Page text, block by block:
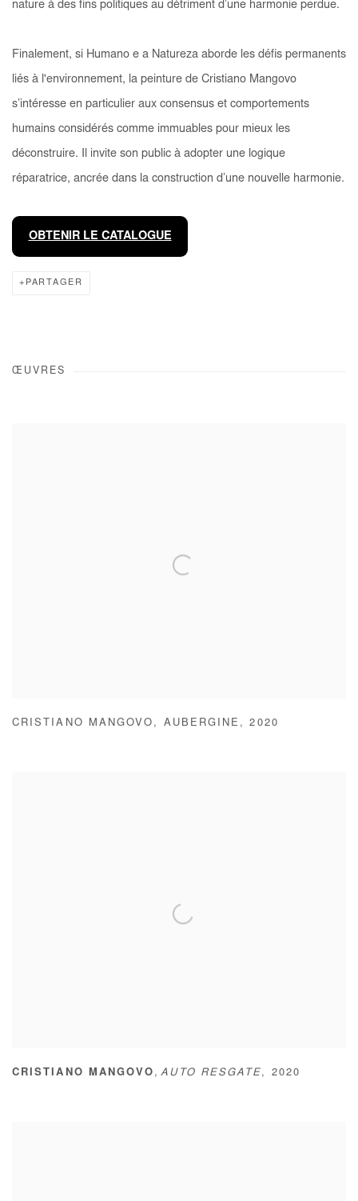
nature à des fins politiques au détriment d’une harmonie perdue.
Finalement, si Humano e a Natureza aborde les défis permanents
liés à l'environnement, la peinture de Cristiano Mangovo
s’intéresse en particulier aux consensus et comportements
humains considérés comme immuables pour mieux les
déconstruire. Il invite son public à adopter une logique
réparatrice, ancrée dans la construction d’une nouvelle harmonie.
OBTENIR LE CATALOGUE
PARTAGER
ŒUVRES
CRISTIANO MANGOVO , AUBERGINE ,2020
CRISTIANO MANGOVO ,AUTO RESGATE , 2020